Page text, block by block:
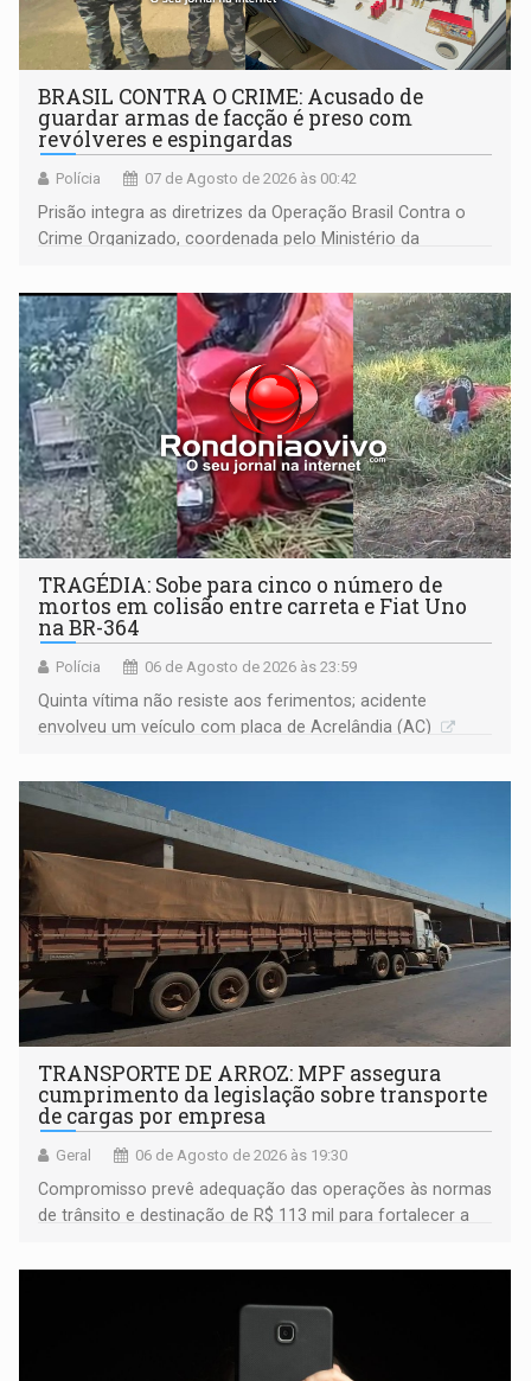
BRASIL CONTRA O CRIME: Acusado de
guardar armas de facção é preso com
revólveres e espingardas
Polícia 07 de Agosto de 2026 às 00:42
Prisão integra as diretrizes da Operação Brasil Contra o
Crime Organizado, coordenada pelo Ministério da
TRAGÉDIA: Sobe para cinco o número de
mortos em colisão entre carreta e Fiat Uno
na BR-364
Polícia 06 de Agosto de 2026 às 23:59
Quinta vítima não resiste aos ferimentos; acidente
envolveu um veículo com placa de Acrelândia (AC)
TRANSPORTE DE ARROZ: MPF assegura
cumprimento da legislação sobre transporte
de cargas por empresa
Geral 06 de Agosto de 2026 às 19:30
Compromisso prevê adequação das operações às normas
de trânsito e destinação de R$ 113 mil para fortalecer a